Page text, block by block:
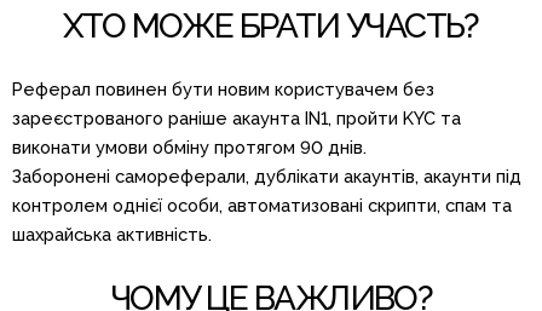
ХТО МОЖЕ БРАТИ УЧАСТЬ?
Реферал повинен бути новим користувачем без
зареєстрованого раніше акаунта IN1, пройти KYC та
виконати умови обміну протягом 90 днів.
Заборонені самореферали, дублікати акаунтів, акаунти під
контролем однієї особи, автоматизовані скрипти, спам та
шахрайська активність.
ЧОМУ ЦЕ ВАЖЛИВО?